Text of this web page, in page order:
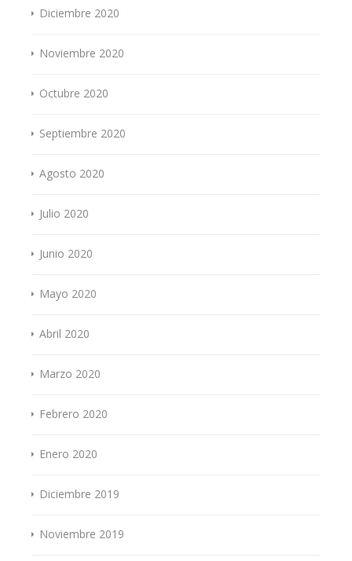
Diciembre 2020
Noviembre 2020
Octubre 2020
Septiembre 2020
Agosto 2020
Julio 2020
Junio 2020
Mayo 2020
Abril 2020
Marzo 2020
Febrero 2020
Enero 2020
Diciembre 2019
Noviembre 2019